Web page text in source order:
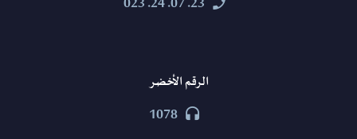


الرقم الأخضر


1078